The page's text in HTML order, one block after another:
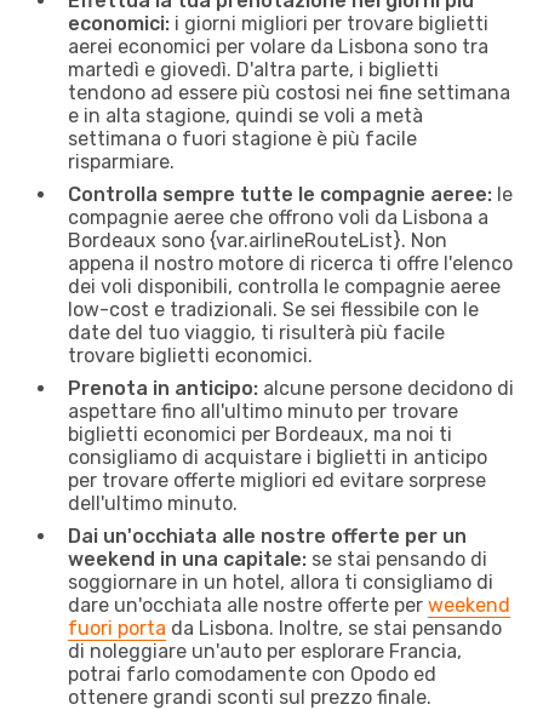
economici: i giorni migliori per trovare biglietti
aerei economici per volare da Lisbona sono tra
martedì e giovedì. D'altra parte, i biglietti
tendono ad essere più costosi nei fine settimana
e in alta stagione, quindi se voli a metà
settimana o fuori stagione è più facile
risparmiare.
Controlla sempre tutte le compagnie aeree: le
compagnie aeree che offrono voli da Lisbona a
Bordeaux sono {​var.airlineRouteList}. Non
appena il nostro motore di ricerca ti offre l'elenco
dei voli disponibili, controlla le compagnie aeree
low-cost e tradizionali. Se sei flessibile con le
date del tuo viaggio, ti risulterà più facile
trovare biglietti economici.
Prenota in anticipo: alcune persone decidono di
aspettare fino all'ultimo minuto per trovare
biglietti economici per Bordeaux, ma noi ti
consigliamo di acquistare i biglietti in anticipo
per trovare offerte migliori ed evitare sorprese
dell'ultimo minuto.
Dai un'occhiata alle nostre offerte per un
weekend in una capitale: se stai pensando di
soggiornare in un hotel, allora ti consigliamo di
dare un'occhiata alle nostre offerte per weekend
fuori porta da Lisbona. Inoltre, se stai pensando
di noleggiare un'auto per esplorare Francia,
potrai farlo comodamente con Opodo ed
ottenere grandi sconti sul prezzo finale.